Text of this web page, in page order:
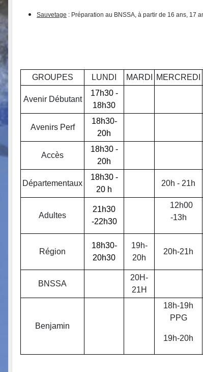
Sauvetage : Préparation au BNSSA, à partir de 16 ans, 17
GROUPES LUNDI MARDI MERCREDI
Avenir Débutant
17h30 -
18h30
Avenirs Perf
18h30-
20h
Accès
18h30 -
20h
Départementaux
18h30 -
20 h
20h - 21h
Adultes
21h30
-22h30
12h00
-13h
Région
18h30-
20h30
19h-
20h
20h-21h
BNSSA
20H-
21H
Benjamin
18h-19h
PPG
19h-20h